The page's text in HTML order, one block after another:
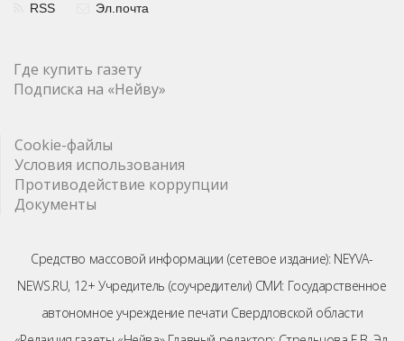
RSS Эл.почта
Где купить газету
Подписка на «Нейву»
Cookie-файлы
Условия использования
Противодействие коррупции
Документы
Средство массовой информации (сетевое издание): NEYVA-
NEWS.RU, 12+ Учредитель (соучредители) СМИ: Государственное
автономное учреждение печати Свердловской области